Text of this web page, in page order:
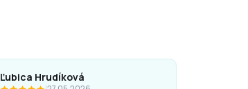
Ľubica Hrudíková